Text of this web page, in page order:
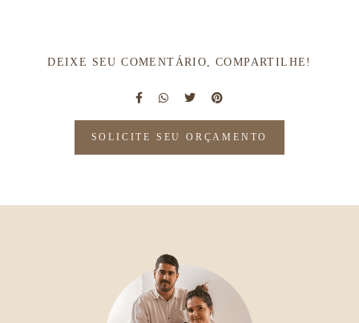
DEIXE SEU COMENTÁRIO, COMPARTILHE!
SOLICITE SEU ORÇAMENTO